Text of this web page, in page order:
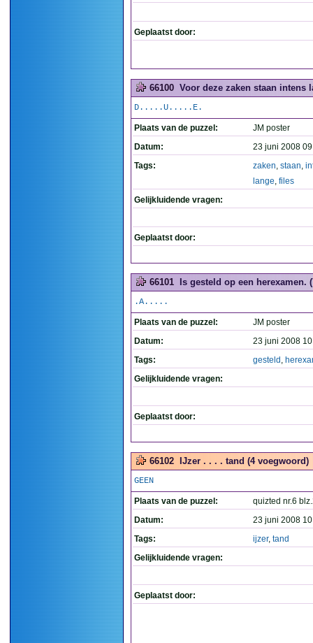
Geplaatst door:
66100 Voor deze zaken staan intens
D.....U.....E.
Plaats van de puzzel:
JM poster
Datum:
23 juni 2008
Tags:
zaken, staan,
lange, files
Gelijkluidende vragen:
Geplaatst door:
66101 Is gesteld op een herexamen.
.A.....
Plaats van de puzzel:
JM poster
Datum:
23 juni 2008
Tags:
gesteld ,
Gelijkluidende vragen:
Geplaatst door:
66102 IJzer . . . . tand (4 voegwoord)
GEEN
Plaats van de puzzel:
quizted nr.6
Datum:
23 juni 2008
Tags:
ijzer, tand
Gelijkluidende vragen:
Geplaatst door: